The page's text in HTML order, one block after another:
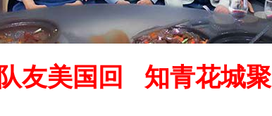
队友美国回 知青花城聚